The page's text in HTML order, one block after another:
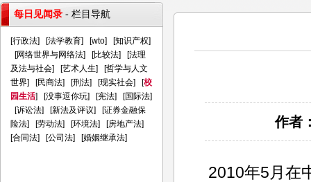
作者
2010年5月在
每日见闻录 - 栏目导航
[行政法] [法学教育] [wto] [知识产权]
[网络世界与网络法] [比较法] [法理
及法与社会] [艺术人生] [哲学与人文
世界] [民商法] [刑法] [现实社会] [校
园生活] [没事逗你玩] [宪法] [国际法]
[诉讼法] [新法及评议] [证券金融保
险法] [劳动法] [环境法] [房地产法]
[合同法] [公司法] [婚姻继承法]